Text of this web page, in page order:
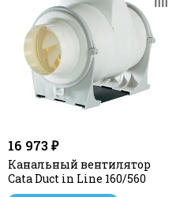
16 973 ₽
Канальный вентилятор
Cata Duct in Line 160/560